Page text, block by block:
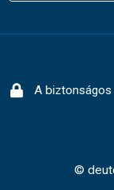
A
©